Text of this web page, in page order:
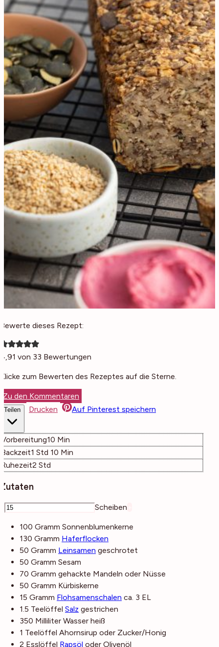
Bewerte dieses Rezept:
4,91 von 33 Bewertungen
Klicke zum Bewerten des Rezeptes auf die Sterne.
Zu den Kommentaren
Teilen Drucken Auf Pinterest speichern
Vorbereitung10 Minuten
Min
Backzeit1 Stunde
Std 10 Minuten
Min
Ruhezeit2 Stunden
Std
Zutaten
Scheiben
100 Gramm Sonnenblumenkerne
130 Gramm Haferflocken
50 Gramm Leinsamen geschrotet
50 Gramm Sesam
70 Gramm gehackte Mandeln oder Nüsse
50 Gramm Kürbiskerne
15 Gramm Flohsamenschalen ca. 3 EL
1.5 Teelöffel Salz gestrichen
350 Milliliter Wasser heiß
1 Teelöffel Ahornsirup oder Zucker/Honig
2 Esslöffel Rapsöl oder Olivenöl